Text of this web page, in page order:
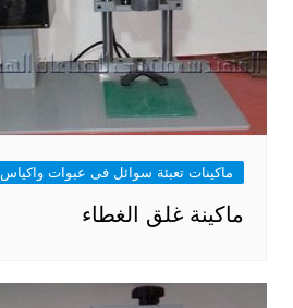
ماكينات تعبئة سوائل فى عبوات واكياس
ماكينة غلق الغطاء